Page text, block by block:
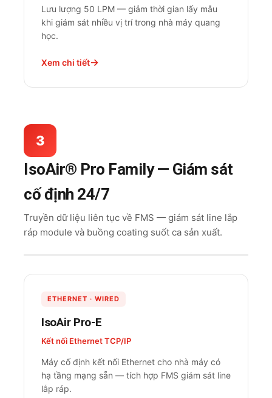
Lưu lượng 50 LPM — giảm thời gian lấy mẫu
khi giám sát nhiều vị trí trong nhà máy quang
học.
Xem chi tiết
3
IsoAir® Pro Family — Giám sát
cố định 24/7
Truyền dữ liệu liên tục về FMS — giám sát line lắp
ráp module và buồng coating suốt ca sản xuất.
ETHERNET · WIRED
IsoAir Pro-E
Kết nối Ethernet TCP/IP
Máy cố định kết nối Ethernet cho nhà máy có
hạ tầng mạng sẵn — tích hợp FMS giám sát line
lắp ráp.